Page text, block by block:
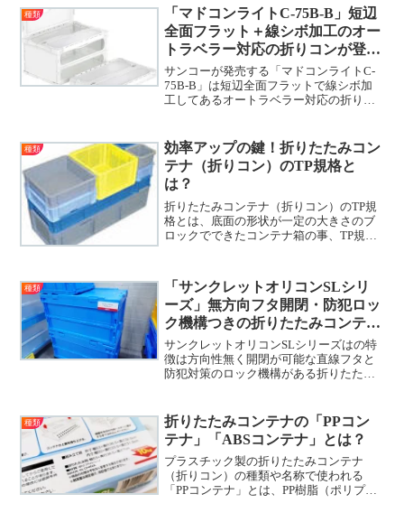
す。
種類
「マドコンライトC-75B-B」短辺
全面フラット＋線シボ加工のオー
トラベラー対応の折りコンが登
場！
サンコーが発売する「マドコンライトC-
75B-B」は短辺全面フラットで線シボ加
工してあるオートラベラー対応の折りた
動貼り付けが可能になる、折りたたみコ
ンテナの中身が見える状態でシールが貼
れる折りコン業界注目の製品！
種類
効率アップの鍵！折りたたみコン
テナ（折りコン）のTP規格と
は？
折りたたみコンテナ（折りコン）のTP規
格とは、底面の形状が一定の大きさのブ
ロックでできたコンテナ箱の事、TP規格
流管理を総合的に考えられてた規格で作
られています。
種類
「サンクレットオリコンSLシリ
ーズ」無方向フタ開閉・防犯ロッ
ク機構つきの折りたたみコンテナ
の魅力に迫る！
サンクレットオリコンSLシリーズはの特
徴は方向性無く開閉が可能な直線フタと
防犯対策のロック機構がある折りたたみ
う防犯対策と不本意な折りたたみを防止
する機構も備えています。「サンクレッ
トオリコンSL」シリーズは物流現場のプ
ロも納得の素晴らしい折りたたみコンテ
ナ！
種類
折りたたみコンテナの「PPコン
テナ」「ABSコンテナ」とは？
プラスチック製の折りたたみコンテナ
（折りコン）の種類や名称で使われる
「PPコンテナ」とは、PP樹脂（ポリプロ